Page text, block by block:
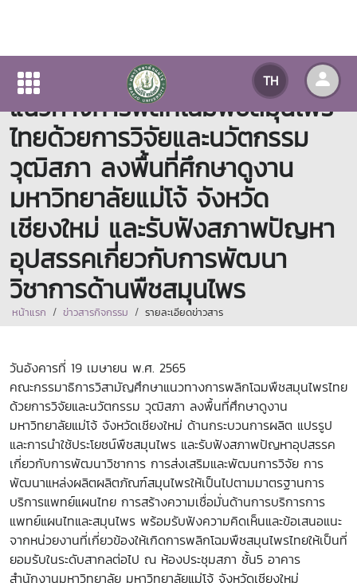
TH
คณะกรรมาธิการวิสามัญศึกษา
แนวทางการพลิกโฉมพืชสมุนไพร
ไทยด้วยการวิจัยและนวัตกรรม
วุฒิสภา ลงพื้นที่ศึกษาดูงาน
มหาวิทยาลัยแม่โจ้ จังหวัด
เชียงใหม่ และรับฟังสภาพปัญหา
อุปสรรคเกี่ยวกับการพัฒนา
วิชาการด้านพืชสมุนไพร
หน้าแรก ข่าวสารกิจกรรม รายละเอียดข่าวสาร
วันอังคารที่ 19 เมษายน พ.ศ. 2565
คณะกรรมาธิการวิสามัญศึกษาแนวทางการพลิกโฉมพืชสมุนไพรไทย
ด้วยการวิจัยและนวัตกรรม วุฒิสภา ลงพื้นที่ศึกษาดูงาน
มหาวิทยาลัยแม่โจ้ จังหวัดเชียงใหม่ ด้านกระบวนการผลิต แปรรูป
และการนำใช้ประโยชน์พืชสมุนไพร และรับฟังสภาพปัญหาอุปสรรค
เกี่ยวกับการพัฒนาวิชาการ การส่งเสริมและพัฒนการวิจัย การ
พัฒนาแหล่งผลิตผลิตภัณฑ์สมุนไพรให้เป็นไปตามมาตรฐานการ
บริการแพทย์แผนไทย การสร้างความเชื่อมั่นด้านการบริการการ
แพทย์แผนไทและสมุนไพร พร้อมรับฟังความคิดเห็นและข้อเสนอแนะ
จากหน่วยงานที่เกี่ยวข้องให้เกิดการพลิกโฉมพืชสมุนไพรไทยให้เป็นที่
ยอมรับในระดับสากลต่อไป ณ ห้องประชุมสภา ชั้น5 อาคาร
สำนักงานมหาวิทยาลัย มหาวิทยาลัยแม่โจ้ จังหวัดเชียงใหม่